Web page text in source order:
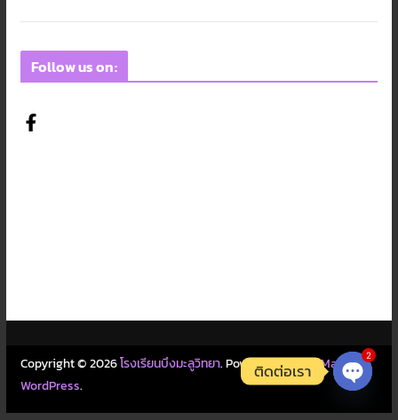
Follow us on:
Copyright © 2026โรงเรียนบึงมะลูวิทยา. Powered byColorMagand
WordPress.
ติดต่อเรา
2